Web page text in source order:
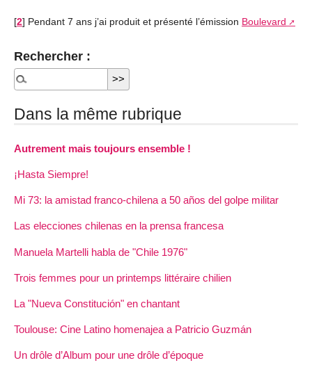
[2] Pendant 7 ans j’ai produit et présenté l’émission Boulevard
Rechercher :
Dans la même rubrique
Autrement mais toujours ensemble !
¡Hasta Siempre!
Mi 73: la amistad franco-chilena a 50 años del golpe militar
Las elecciones chilenas en la prensa francesa
Manuela Martelli habla de "Chile 1976"
Trois femmes pour un printemps littéraire chilien
La "Nueva Constitución" en chantant
Toulouse: Cine Latino homenajea a Patricio Guzmán
Un drôle d’Album pour une drôle d’époque